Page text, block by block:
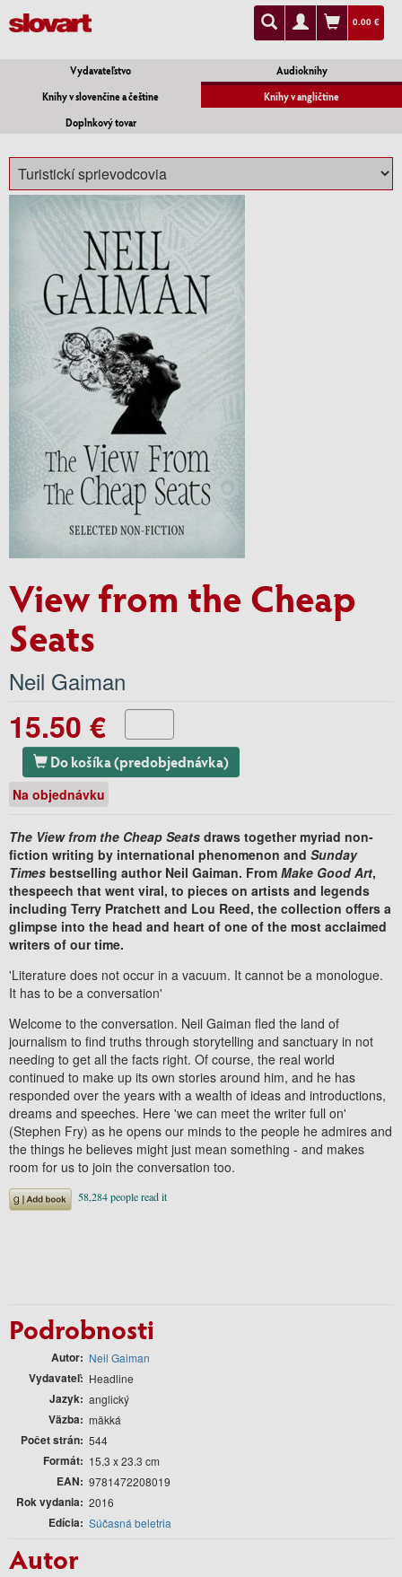
0.00 €
Vydavateľstvo
Audioknihy
Knihy v slovenčine a češtine
Knihy v angličtine
Doplnkový tovar
View from the Cheap
Seats
Neil Gaiman
15.50 €
Do košíka (predobjednávka)
Na objednávku
The View from the Cheap Seats draws together myriad non-
fiction writing by international phenomenon and Sunday
Times bestselling author Neil Gaiman. From Make Good Art,
thespeech that went viral, to pieces on artists and legends
including Terry Pratchett and Lou Reed, the collection offers a
glimpse into the head and heart of one of the most acclaimed
writers of our time.
'Literature does not occur in a vacuum. It cannot be a monologue.
It has to be a conversation'
Welcome to the conversation. Neil Gaiman fled the land of
journalism to find truths through storytelling and sanctuary in not
needing to get all the facts right. Of course, the real world
continued to make up its own stories around him, and he has
responded over the years with a wealth of ideas and introductions,
dreams and speeches. Here 'we can meet the writer full on'
(Stephen Fry) as he opens our minds to the people he admires and
the things he believes might just mean something - and makes
room for us to join the conversation too.
Podrobnosti
Autor Neil Gaiman
Vydavateľ Headline
Jazyk anglický
Väzba mäkká
Počet strán 544
Formát 15.3 x 23.3 cm
EAN 9781472208019
Rok vydania 2016
Edícia Súčasná beletria
Autor